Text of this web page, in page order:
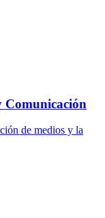
Comunicación
de medios y la